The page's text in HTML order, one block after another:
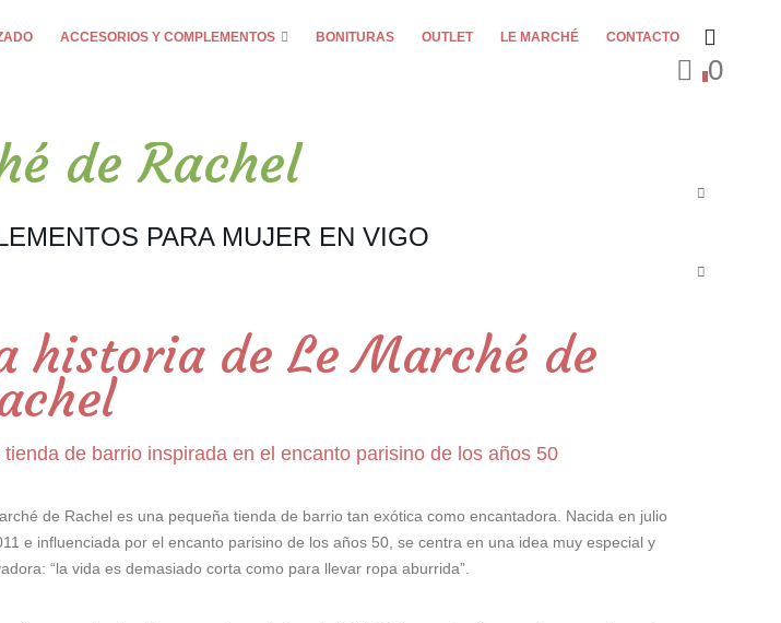
ACCESORIOS Y COMPLEMENTOS BONITURAS OUTLET LE MARCHÉ CONTACTO
00
de Rachel
PARA MUJER EN VIGO
historia de Le Marché de
tienda de barrio inspirada en el encanto parisino de los años 50
de Rachel es una pequeña tienda de barrio tan exótica como encantadora. Nacida en julio
e influenciada por el encanto parisino de los años 50, se centra en una idea muy especial y
“la vida es demasiado corta como para llevar ropa aburrida”.